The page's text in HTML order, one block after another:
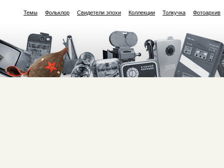
Темы Фольклор Свидетели эпохи Коллекции Толкучка Фотоархив